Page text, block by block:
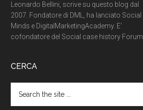
Leonardo Bellini, scrive su questo blog dal
2007. Fondatore di DML, ha lanciato Social
Minds e DigitalMarketingAcademy. E'
cofondatore del Social case history Forum.
CERCA